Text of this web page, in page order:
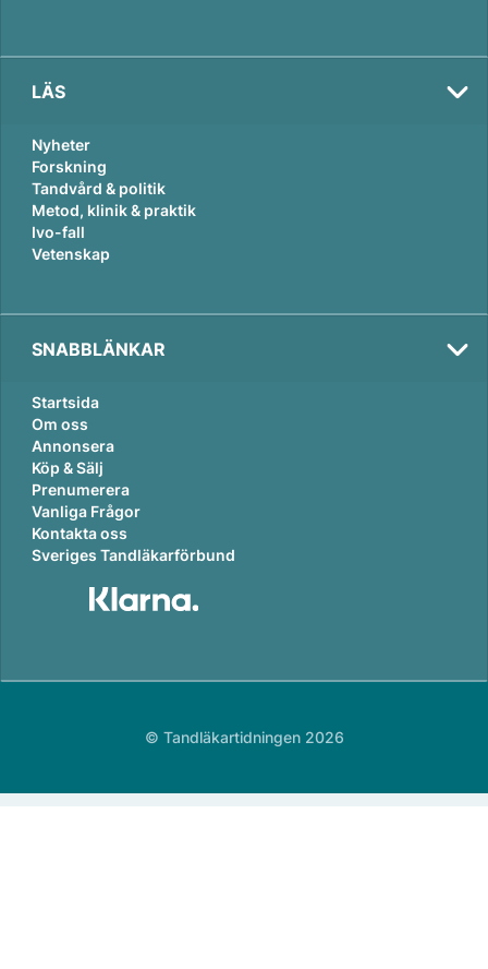
LÄS
Nyheter
Forskning
Tandvård & politik
Metod, klinik & praktik
Ivo-fall
Vetenskap
SNABBLÄNKAR
Startsida
Om oss
Annonsera
Köp & Sälj
Prenumerera
Vanliga Frågor
Kontakta oss
Sveriges Tandläkarförbund
© Tandläkartidningen 2026